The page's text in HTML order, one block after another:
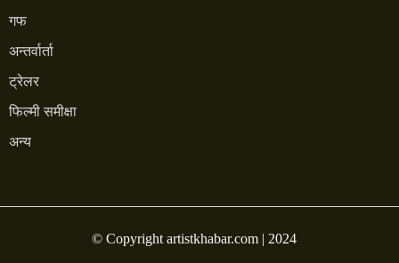
गफ
अन्तर्वार्ता
ट्रेलर
फिल्मी समीक्षा
अन्य
© Copyright artistkhabar.com | 2024